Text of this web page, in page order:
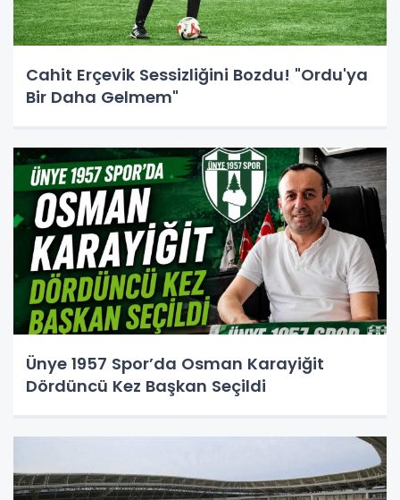
Cahit Erçevik Sessizliğini Bozdu! "Ordu'ya
Bir Daha Gelmem"
Ünye 1957 Spor’da Osman Karayiğit
Dördüncü Kez Başkan Seçildi